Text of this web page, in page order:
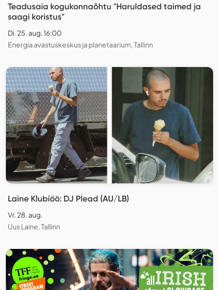
Teadusaia kogukonnaõhtu "Haruldased taimed ja
saagi koristus"
Di. 25. aug. 16:00
Energia avastuskeskus ja planetaarium, Tallinn
Laine Klubiöö: DJ Plead (AU/LB)
Vr. 28. aug.
Uus Laine, Tallinn